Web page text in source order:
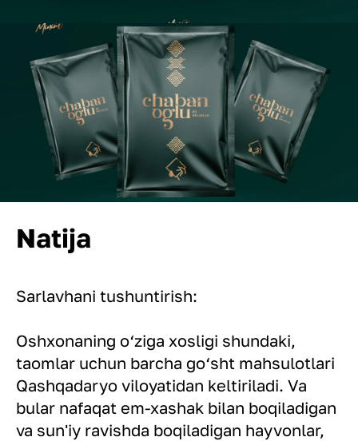
Natija
Sarlavhani tushuntirish:
Oshxonaning o‘ziga xosligi shundaki,
taomlar uchun barcha go‘sht mahsulotlari
Qashqadaryo viloyatidan keltiriladi. Va
bular nafaqat em-xashak bilan boqiladigan
va sun'iy ravishda boqiladigan hayvonlar,